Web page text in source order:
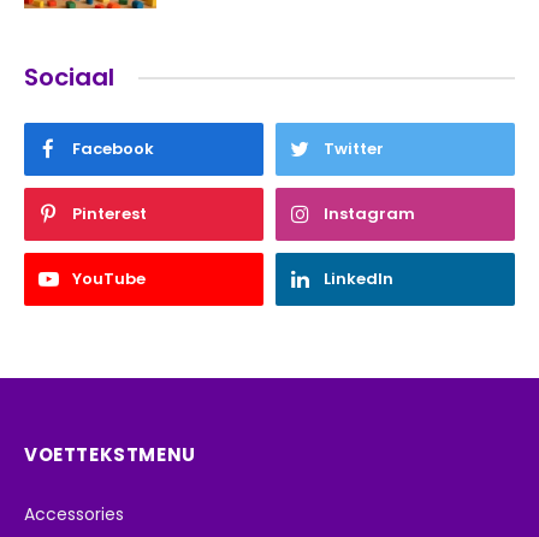
Sociaal
Facebook Twitter
Pinterest Instagram
YouTube LinkedIn
VOETTEKSTMENU
Accessories